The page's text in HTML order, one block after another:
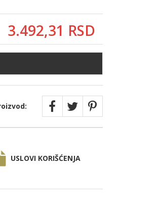
3.492,31 RSD
USLOVI KORIŠĆENJA